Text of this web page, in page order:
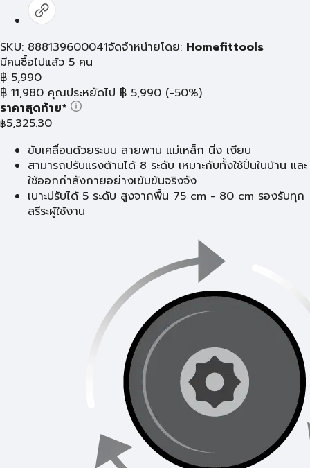
SKU: 888139600041จัดจำหน่ายโดย: Homefittools
มีคนซื้อไปแล้ว 5 คน
฿ 5,990
฿ 11,980 คุณประหยัดไป ฿ 5,990 (-50%)
ราคาสุดท้าย*
฿5,325.30
ขับเคลื่อนด้วยระบบ สายพาน แม่เหล็ก นิ่ง เงียบ
สามารถปรับแรงต้านได้ 8 ระดับ เหมาะกับทั้งใช้ปั่นในบ้าน และ
ใช้ออกกำลังกายอย่างเข้มข้นจริงจัง
เบาะปรับได้ 5 ระดับ สูงจากพื้น 75 cm - 80 cm รองรับทุก
สรีระผู้ใช้งาน